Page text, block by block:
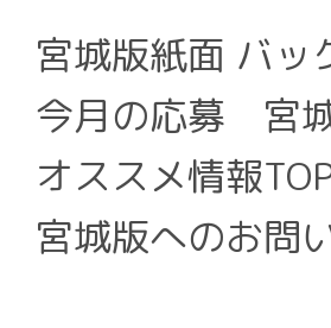
宮城版紙面 バッ
今月の応募 宮
オススメ情報
宮城版へのお問